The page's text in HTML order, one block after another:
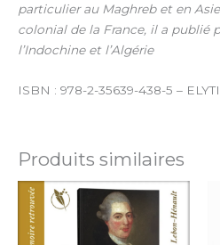
particulier au Maghreb et en
colonial de la France, il a publié
l’Indochine et l’Algérie
ISBN : 978-2-35639-438-5 –
Produits similaires